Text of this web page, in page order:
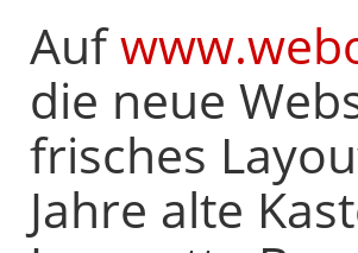
Auf
die neue
frisches
Jahre alte